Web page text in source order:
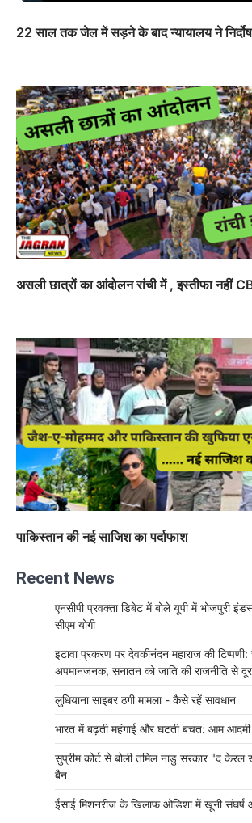
22 साल तक जेल में सड़ने के बाद न्यायालय ने निर्दोष
असली छात्रों का आंदोलन रांची में , इस्तीफा नहीं
पाकिस्तान की नई साजिश का पर्दाफाश
Recent News
एनसीपी प्रवक्ता डिबेट में बोले यूपी में भोजपुरी
सीएम योगी
इटावा प्रकरण पर देवकीनंदन महाराज की टिप्पणी:
अपमानजनक, सनातन को जाति की राजनीति से
लुधियाना साइबर ठगी मामला - कैसे रहें सावधान
भारत में बढ़ती महंगाई और घटती बचत: आम
सुप्रीम कोर्ट से बोली तमिल नाडु सरकार "द केरल
बैन
ईसाई मिशनरीज के खिलाफ ओडिशा में खूनी संघर्ष